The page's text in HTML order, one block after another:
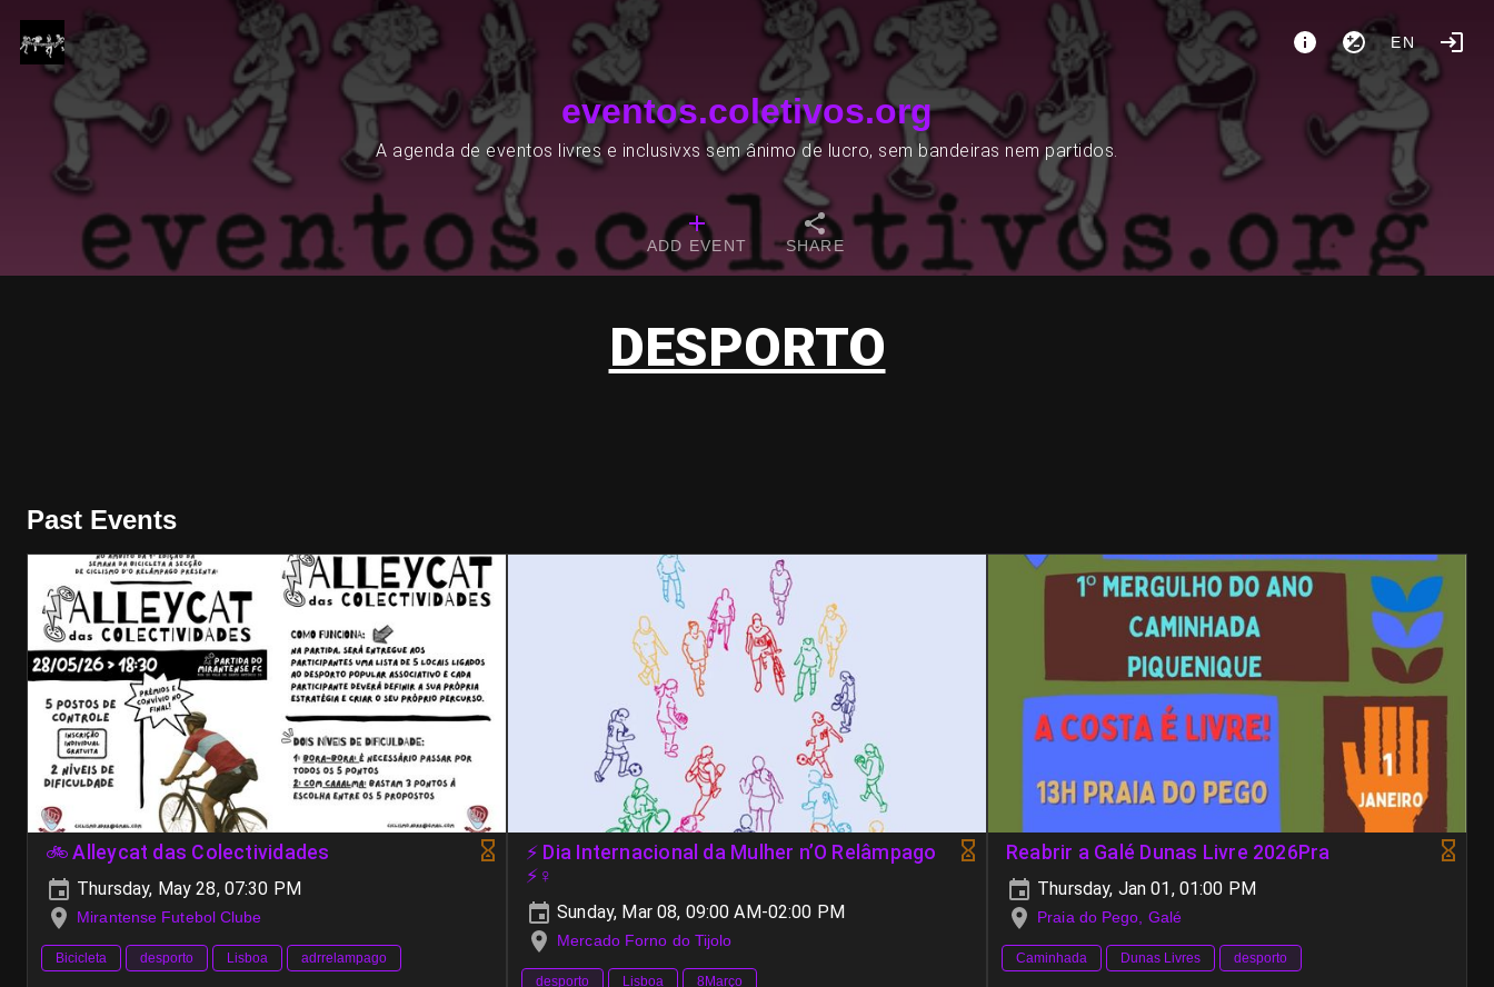
EN
eventos.coletivos.org
A agenda de eventos livres e inclusivxs sem ânimo de lucro, sem bandeiras nem partidos.
ADD EVENT SHARE
DESPORTO
Past Events
🚲 Alleycat das Colectividades
Thursday, May 28, 07:30 PM
Mirantense Futebol Clube
Bicicleta desporto Lisboa adrrelampago
⚡ Dia Internacional da Mulher n’O Relâmpago
⚡♀️
Sunday, Mar 08, 09:00 AM-02:00 PM
Mercado Forno do Tijolo
desporto Lisboa 8Março
Reabrir a Galé Dunas Livre 2026Pra
Thursday, Jan 01, 01:00 PM
Praia do Pego, Galé
Caminhada Dunas Livres desporto